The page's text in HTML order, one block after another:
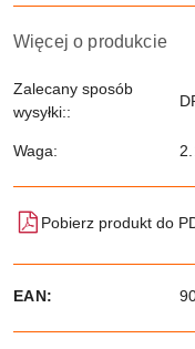
Więcej o produkcie
Zalecany sposób
wysyłki::
Waga:
Pobierz produkt do
EAN: